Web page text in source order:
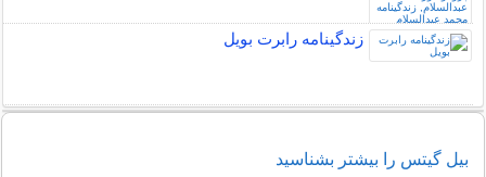
زندگینامه رابرت بویل
بیل گیتس را بیشتر بشناسید